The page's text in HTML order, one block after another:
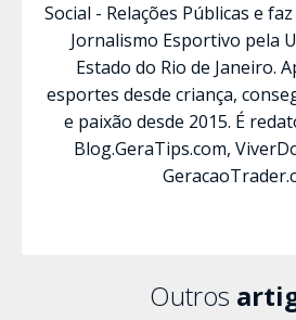
Social - Relações Públicas e
Jornalismo Esportivo pela
Estado do Rio de Janeiro.
esportes desde criança,
e paixão desde 2015. É
Blog.GeraTips.com,
Outros